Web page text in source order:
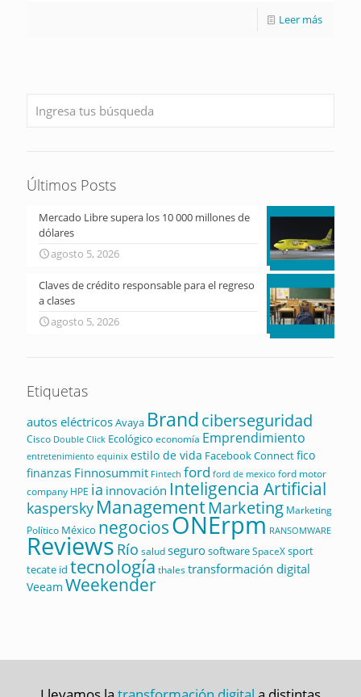
Leer más
Últimos Posts
Mercado Libre supera los 10 000 millones de
dólares
agosto 5, 2026
Claves de crédito responsable para el regreso
a clases
agosto 5, 2026
Etiquetas
autos eléctricosAvaya Brandciberseguridad
Cisco Double Click Ecológico economía Emprendimiento
entretenimiento equinix estilo de vida Facebook Connectfico
finanzas Finnosummit Fintech ford ford de mexico ford motor
company HPE ia innovación Inteligencia Artificial
kaspersky ManagementMarketing Marketing
Político México negociosONErpm RANSOMWARE
Reviews Río saludsegurosoftwareSpaceXsport
tecate id tecnología thalestransformación digital
Veeam Weekender